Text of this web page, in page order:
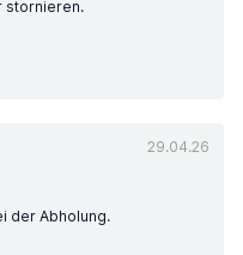
stornieren.
29.04.26
der Abholung.